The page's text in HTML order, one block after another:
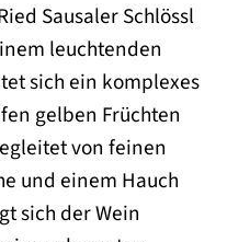
Sausaler Schlössl
leuchtenden
sich ein komplexes
gelben Früchten
von feinen
und einem Hauch
sich der Wein